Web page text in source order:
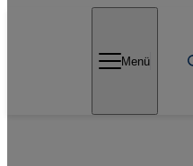
Menü